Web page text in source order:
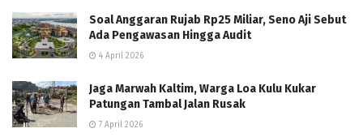
Soal Anggaran Rujab Rp25 Miliar, Seno Aji Sebut
Ada Pengawasan Hingga Audit
4 April 2026
Jaga Marwah Kaltim, Warga Loa Kulu Kukar
Patungan Tambal Jalan Rusak
7 April 2026